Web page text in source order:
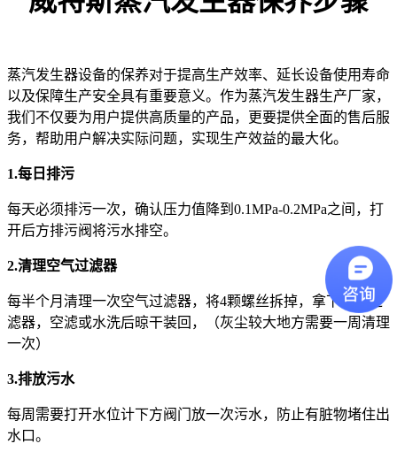
蒸汽发生器设备的保养对于提高生产效率、延长设备使用寿命
以及保障生产安全具有重要意义。作为蒸汽发生器生产厂家，
我们不仅要为用户提供高质量的产品，更要提供全面的售后服
务，帮助用户解决实际问题，实现生产效益的最大化。
1.每日排污
每天必须排污一次，确认压力值降到0.1MPa-0.2MPa之间，打
开后方排污阀将污水排空。
2.清理空气过滤器
每半个月清理一次空气过滤器，将4颗螺丝拆掉，拿下空气过
滤器，空滤或水洗后晾干装回，（灰尘较大地方需要一周清理
一次）
3.排放污水
每周需要打开水位计下方阀门放一次污水，防止有脏物堵住出
水口。